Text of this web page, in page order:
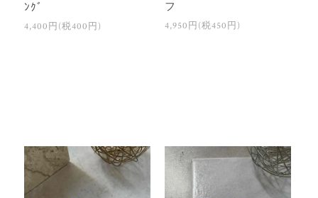
ﾝｸﾞ
4,400円(税400円)
フ
4,950円(税450円)